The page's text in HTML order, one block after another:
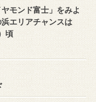
ヤモンド富士」をみよ
エリアチャンスは
頃